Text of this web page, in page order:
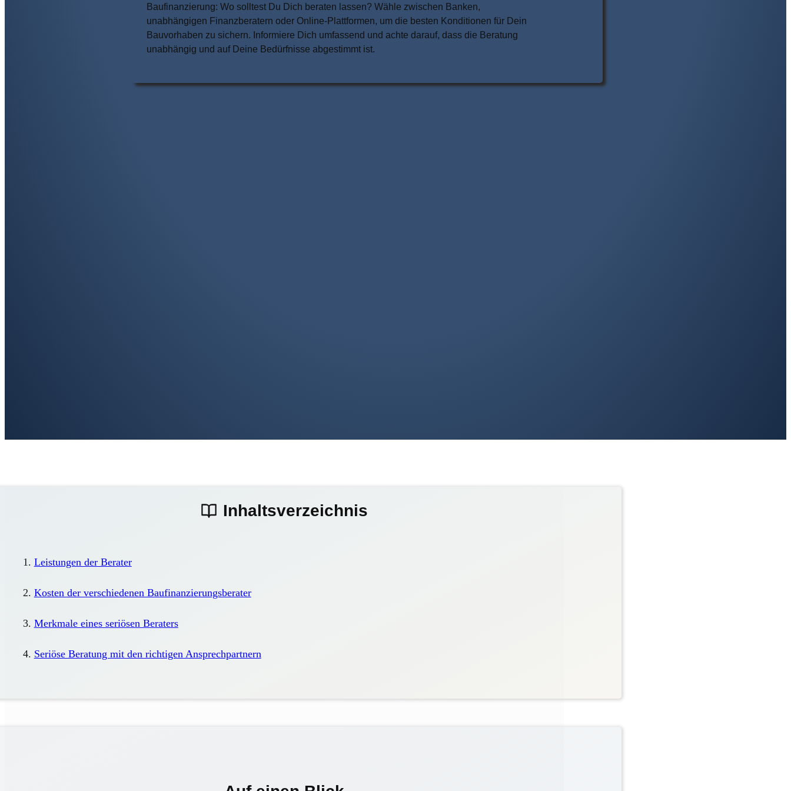
Baufinanzierung: Wo solltest Du Dich beraten lassen? Wähle zwischen Banken,
unabhängigen Finanzberatern oder Online-Plattformen, um die besten Konditionen für Dein
Bauvorhaben zu sichern. Informiere Dich umfassend und achte darauf, dass die Beratung
unabhängig und auf Deine Bedürfnisse abgestimmt ist.
Inhaltsverzeichnis
Leistungen der Berater
Kosten der verschiedenen Baufinanzierungsberater
Merkmale eines seriösen Beraters
Seriöse Beratung mit den richtigen Ansprechpartnern